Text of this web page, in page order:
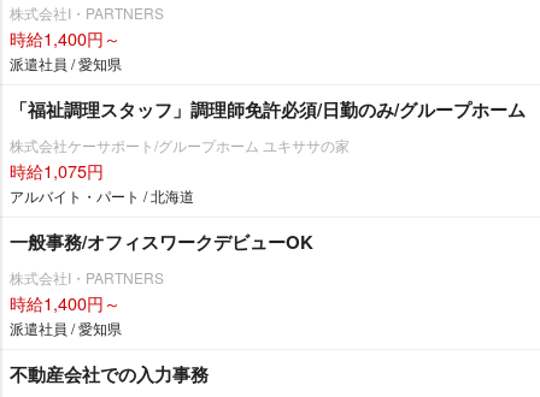
株式会社I・PARTNERS
時給1,400円～
派遣社員 / 愛知県
「福祉調理スタッフ」調理師免許必須/日勤のみ/グループホーム
株式会社ケーサポート/グループホーム ユキササの家
時給1,075円
アルバイト・パート / 北海道
一般事務/オフィスワークデビューOK
株式会社I・PARTNERS
時給1,400円～
派遣社員 / 愛知県
不動産会社での入力事務